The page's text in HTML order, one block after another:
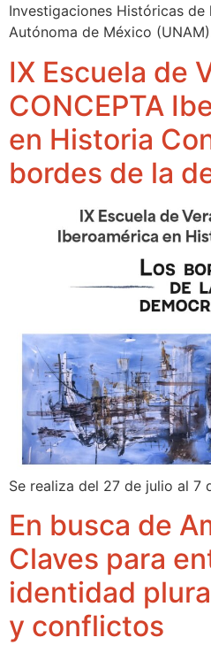
Investigaciones Históricas
Autónoma de México
IX Escuela de
CONCEPTA
en Historia
bordes de la
Se realiza del 27 de julio al 7
En busca de
Claves para
identidad
y conflictos